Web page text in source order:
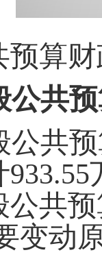
预算
公共
公共
933.55
公共
变动